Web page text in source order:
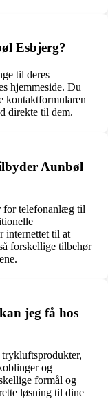
Esbjerg?
til deres
hjemmeside. Du
kontaktformularen
direkte til dem.
Aunbøl
for telefonanlæg til
internettet til at
forskellige tilbehør
jeg få hos
og
formål og
løsning til dine